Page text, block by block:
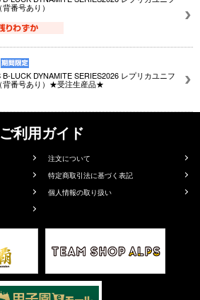
番号あり）
LUCK DYNAMITE SERIES2026 レプリカユニフ
背番号あり）★受注生産品★
ご利用ガイド
注文について
特定商取引法に基づく表記
個人情報の取り扱い